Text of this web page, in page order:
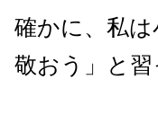
確かに、私
敬おう」と習